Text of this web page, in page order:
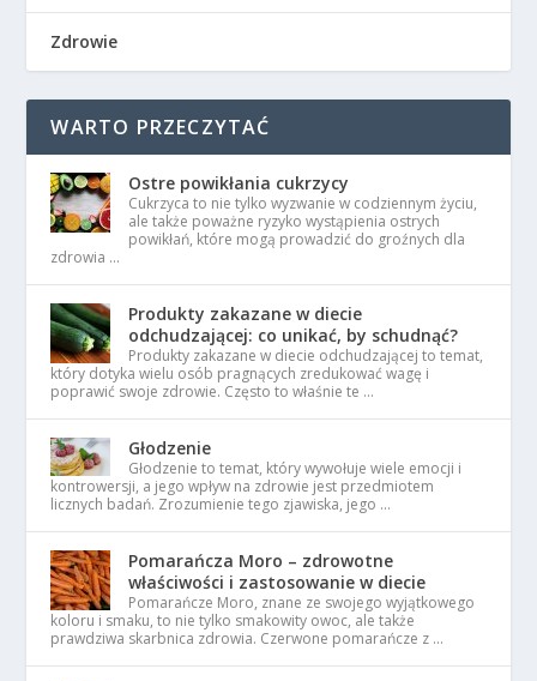
Zdrowie
WARTO PRZECZYTAĆ
Ostre powikłania cukrzycy
Cukrzyca to nie tylko wyzwanie w codziennym życiu,
ale także poważne ryzyko wystąpienia ostrych
powikłań, które mogą prowadzić do groźnych dla
zdrowia …
Produkty zakazane w diecie
odchudzającej: co unikać, by schudnąć?
Produkty zakazane w diecie odchudzającej to temat,
który dotyka wielu osób pragnących zredukować wagę i
poprawić swoje zdrowie. Często to właśnie te …
Głodzenie
Głodzenie to temat, który wywołuje wiele emocji i
kontrowersji, a jego wpływ na zdrowie jest przedmiotem
licznych badań. Zrozumienie tego zjawiska, jego …
Pomarańcza Moro – zdrowotne
właściwości i zastosowanie w diecie
Pomarańcze Moro, znane ze swojego wyjątkowego
koloru i smaku, to nie tylko smakowity owoc, ale także
prawdziwa skarbnica zdrowia. Czerwone pomarańcze z …